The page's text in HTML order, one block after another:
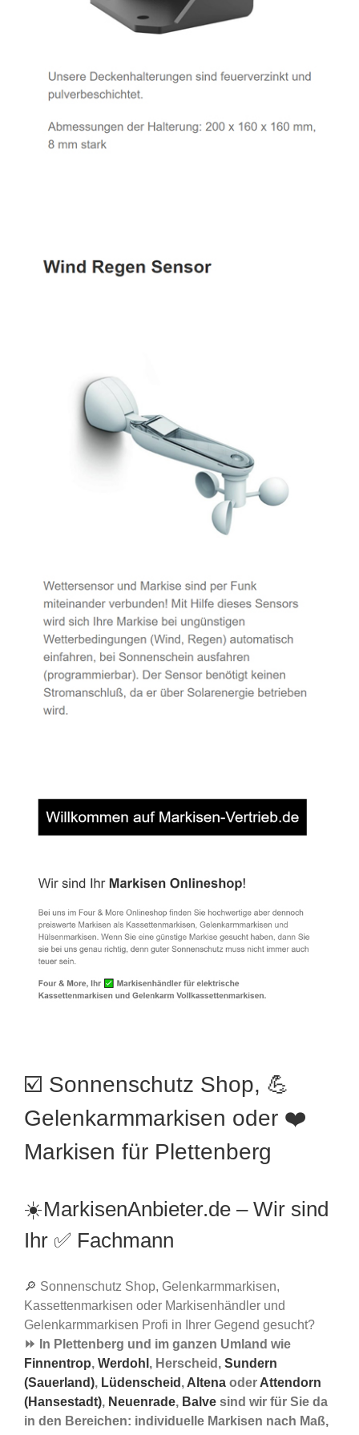
☑️ Sonnenschutz Shop, 💪
Gelenkarmmarkisen oder ❤️
Markisen für Plettenberg
☀️MarkisenAnbieter.de – Wir sind
Ihr ✅ Fachmann
🔎 Sonnenschutz Shop, Gelenkarmmarkisen,
Kassettenmarkisen oder Markisenhändler und
Gelenkarmmarkisen Profi in Ihrer Gegend gesucht?
⏩ In Plettenberg und im ganzen Umland wie
Finnentrop, Werdohl , Herscheid, Sundern
(Sauerland), Lüdenscheid , Altena oder Attendorn
(Hansestadt), Neuenrade, Balve sind wir für Sie da
in den Bereichen: individuelle Markisen nach Maß,